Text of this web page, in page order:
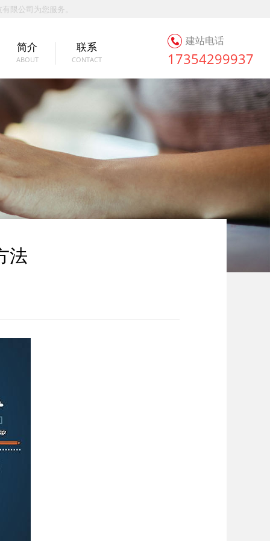
限公司为您服务。
简介
ABOUT
联系
CONTACT
建站电话
17354299937
法